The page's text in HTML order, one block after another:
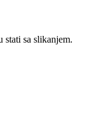
sa slikanjem.